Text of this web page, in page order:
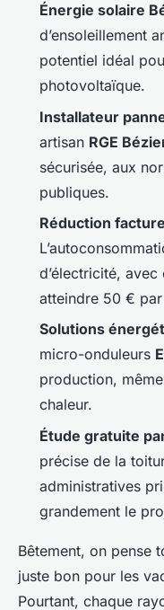
Énergie solaire
d’ensoleillement
potentiel idéal
photovoltaïque.
Installateur
artisan RGE
sécurisée, aux
publiques.
Réduction
d’électricité,
atteindre 50 €
Solutions
micro-onduleurs
production,
chaleur.
Étude gratuite
précise de la
administratives
grandement le
Bêtement, on pense
juste bon pour les
Pourtant, chaque